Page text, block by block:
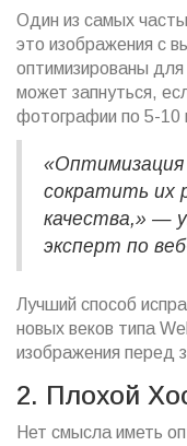
Один из самых
это изображения с
оптимизированы
может запнуться,
фотографии по 5-10
сократить их
качества,» —
эксперт по
Лучший способ
новых веков типа
изображения перед
2. Плохой
Нет смысла иметь